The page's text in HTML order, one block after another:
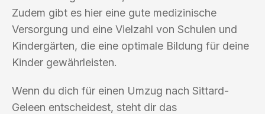
Zudem gibt es hier eine gute medizinische
Versorgung und eine Vielzahl von Schulen und
Kindergärten, die eine optimale Bildung für deine
Kinder gewährleisten.
Wenn du dich für einen Umzug nach Sittard-
Geleen entscheidest, steht dir das